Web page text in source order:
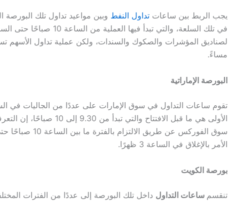
يجب الربط بين ساعات تداول النفط وبين مواعيد تداول تلك البورصة
مساءً.
البورصة الإماراتية
تقوم ساعات التداول في سوق الإمارات على عددًا من الجاليات في
الأولى هي ما قبل الافتتاح والتي تبدأ من 9.30 إلى 10 صباحًا، إن التعرف على في
سوق الفوركس
الأمر بالإغلاق في الساعة 3 ظهرًا.
بورصة الكويت
تنقسم ساعات التداول داخل تلك البورصة إلى عددًا من الفترات